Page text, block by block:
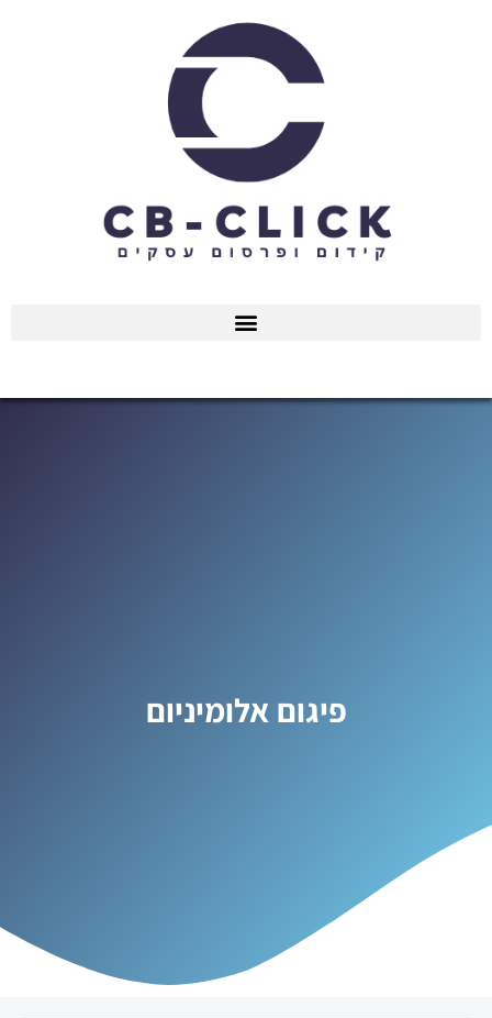
פיגום אלומיניום